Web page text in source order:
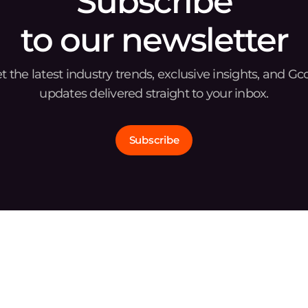
to our newsletter
the latest industry trends, exclusive insights, and
updates delivered straight to your inbox.
Subscribe